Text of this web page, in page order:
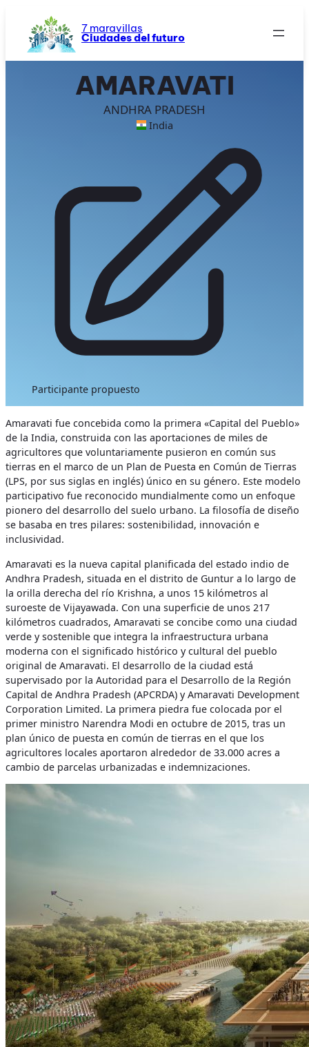
contenido
7 maravillas
Ciudades del futuro
AMARAVATI
ANDHRA PRADESH
India
Participante propuesto
Amaravati fue concebida como la primera «Capital del Pueblo»
de la India, construida con las aportaciones de miles de
agricultores que voluntariamente pusieron en común sus
tierras en el marco de un Plan de Puesta en Común de Tierras
(LPS, por sus siglas en inglés) único en su género. Este modelo
participativo fue reconocido mundialmente como un enfoque
pionero del desarrollo del suelo urbano. La filosofía de diseño
se basaba en tres pilares: sostenibilidad, innovación e
inclusividad.
Amaravati es la nueva capital planificada del estado indio de
Andhra Pradesh, situada en el distrito de Guntur a lo largo de
la orilla derecha del río Krishna, a unos 15 kilómetros al
suroeste de Vijayawada. Con una superficie de unos 217
kilómetros cuadrados, Amaravati se concibe como una ciudad
verde y sostenible que integra la infraestructura urbana
moderna con el significado histórico y cultural del pueblo
original de Amaravati. El desarrollo de la ciudad está
supervisado por la Autoridad para el Desarrollo de la Región
Capital de Andhra Pradesh (APCRDA) y Amaravati Development
Corporation Limited. La primera piedra fue colocada por el
primer ministro Narendra Modi en octubre de 2015, tras un
plan único de puesta en común de tierras en el que los
agricultores locales aportaron alrededor de 33.000 acres a
cambio de parcelas urbanizadas e indemnizaciones.